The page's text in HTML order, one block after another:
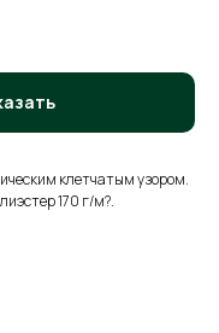
клетчатым узором.
170 г/м?.